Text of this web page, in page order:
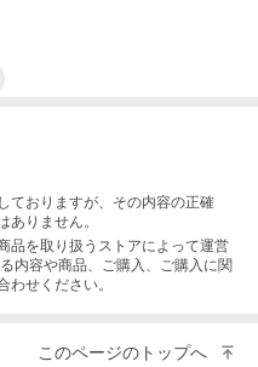
ておりますが、その内容の正確
ありません。
品を取り扱うストアによって運営
内容や商品、ご購入 、ご購入に関
わせください。
このページのトップへ